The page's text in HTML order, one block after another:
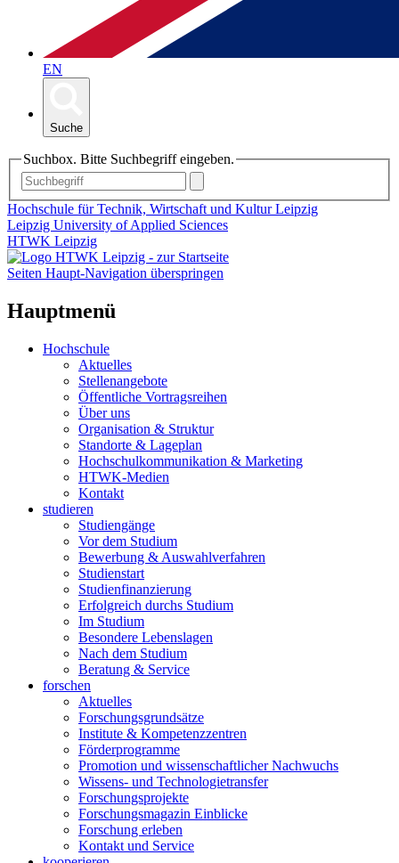
EN
Suche
Suchbox. Bitte Suchbegriff eingeben.
Hochschule für Technik, Wirtschaft und Kultur Leipzig
Leipzig University of Applied Sciences
HTWK Leipzig
Seiten Haupt-Navigation überspringen
Hauptmenü
Hochschule
Aktuelles
Stellenangebote
Öffentliche Vortragsreihen
Über uns
Organisation & Struktur
Standorte & Lageplan
Hochschulkommunikation & Marketing
HTWK-Medien
Kontakt
studieren
Studiengänge
Vor dem Studium
Bewerbung & Auswahlverfahren
Studienstart
Studienfinanzierung
Erfolgreich durchs Studium
Im Studium
Besondere Lebenslagen
Nach dem Studium
Beratung & Service
forschen
Aktuelles
Forschungsgrundsätze
Institute & Kompetenzzentren
Förderprogramme
Promotion und wissenschaftlicher Nachwuchs
Wissens- und Technologietransfer
Forschungsprojekte
Forschungsmagazin Einblicke
Forschung erleben
Kontakt und Service